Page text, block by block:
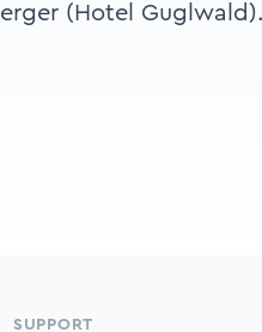
(Hotel
SUPPORT